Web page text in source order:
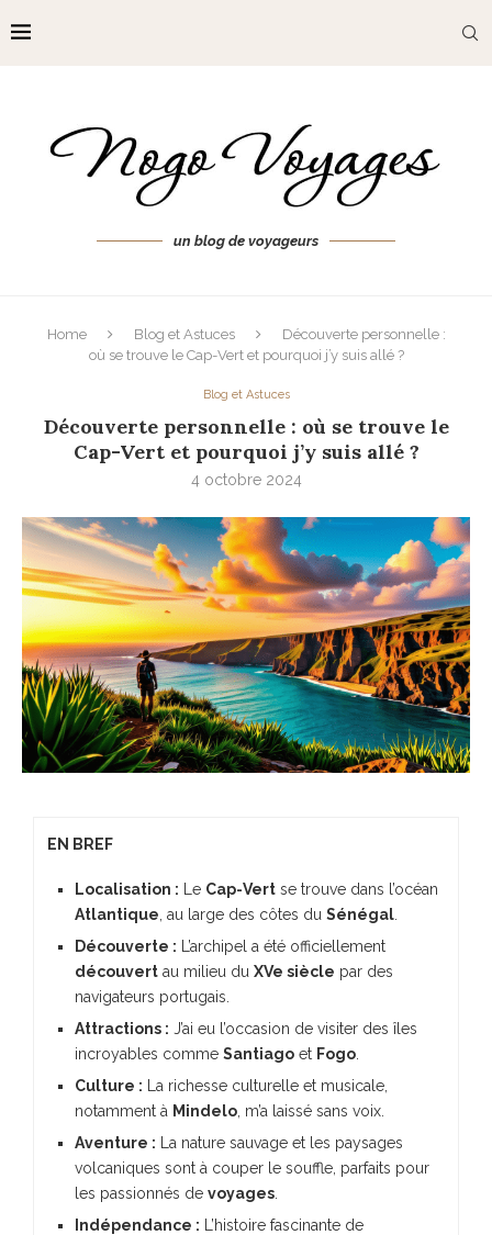
un blog de voyageurs
Home Blog et Astuces
Découverte personnelle :
où se trouve le Cap-Vert et pourquoi j’y suis allé ?
Blog et Astuces
Découverte personnelle : où se trouve le
Cap-Vert et pourquoi j’y suis allé ?
4 octobre 2024
EN BREF
Localisation : Le Cap-Vert se trouve dans l’océan
Atlantique , au large des côtes du Sénégal
Découverte : L’archipel a été officiellement
découvert au milieu du XVe siècle par des
navigateurs portugais.
Attractions : J’ai eu l’occasion de visiter des îles
incroyables comme Santiago et Fogo
Culture : La richesse culturelle et musicale,
notamment à Mindelo , m’a laissé sans voix.
Aventure : La nature sauvage et les paysages
volcaniques sont à couper le souffle, parfaits pour
les passionnés de voyages
Indépendance : L’histoire fascinante de